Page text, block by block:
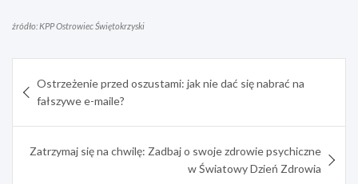
źródło: KPP Ostrowiec Świętokrzyski
wpisu
Ostrzeżenie przed oszustami: jak nie dać się nabrać na
fałszywe e-maile?
Zatrzymaj się na chwilę: Zadbaj o swoje zdrowie psychiczne
w Światowy Dzień Zdrowia